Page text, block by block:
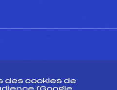
des cookies de